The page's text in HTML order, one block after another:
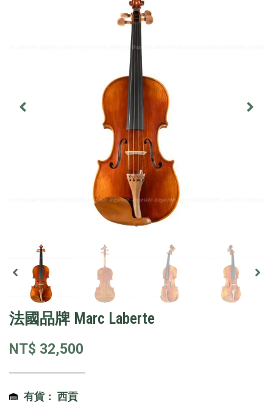
法國品牌 Marc Laberte
NT$ 32,500
有貨： 西貢